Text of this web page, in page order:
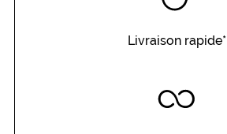
Livraison rapide*